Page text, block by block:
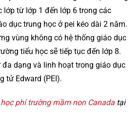
lớp từ lớp 1 đến lớp 6 trong các
dục trung học ở pei kéo dài 2 năm.
vùng không có hệ thống giáo dục
tiểu học sẽ tiếp tục đến lớp 8.
dạng và linh hoạt trong giáo dục
tử Edward (PEI).
học phí trường mầm non Canada tại